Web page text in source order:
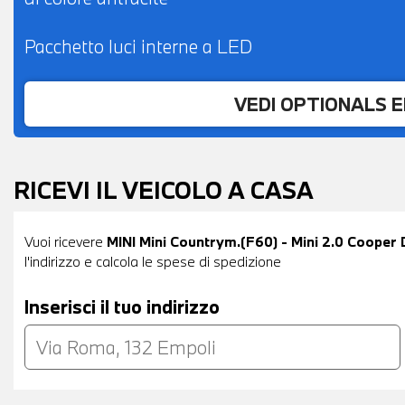
Pacchetto luci interne a LED
VEDI OPTIONALS
RICEVI IL VEICOLO A CASA
Vuoi ricevere MINI Mini Countrym.(F60) - Mini 2.0 Cooper
l'indirizzo e calcola le spese di spedizione
Inserisci il tuo indirizzo